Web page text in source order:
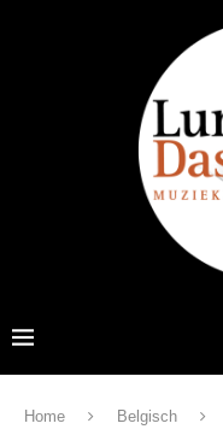
Home Belgisch